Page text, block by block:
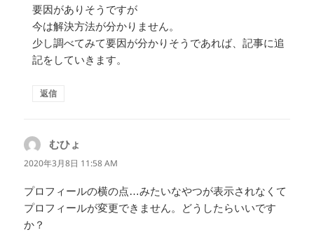
要因がありそうですが
今は解決方法が分かりません。
少し調べてみて要因が分かりそうであれば、記事に追
記をしていきます。
返信
むひょ
り:
2020年3月8日 11:58 AM
プロフィールの横の点…みたいなやつが表示されなくて
プロフィールが変更できません。どうしたらいいです
か？